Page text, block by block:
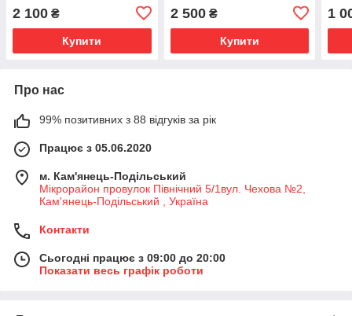
2 100 ₴
Купити
2 500₴
Купити
1
Про нас
99% позитивних з 88 відгуків за рік
Працює з 05.06.2020
м. Кам'янець-Подільський
Мікрорайон провулок Північний 5/1вул. Чехова №2,
Кам'янець-Подільський , Україна
Контакти
Сьогодні працює з 09:00 до 20:00
Показати весь графік роботи